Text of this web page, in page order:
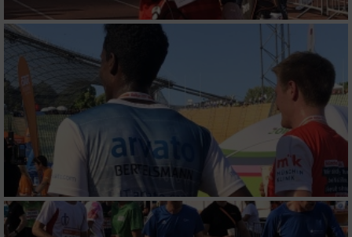
Speichern von oder Zugriff auf Informationen
auf einem Endgerät
Verwendung reduzierter Daten zur Auswahl
von Werbeanzeigen
Erstellung von Profilen für personalisierte
Werbung
Verwendung von Profilen zur Auswahl
personalisierter Werbung
Erstellung von Profilen zur Personalisierung
von Inhalten